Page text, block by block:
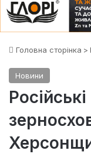
Головна сторінка >
Новини